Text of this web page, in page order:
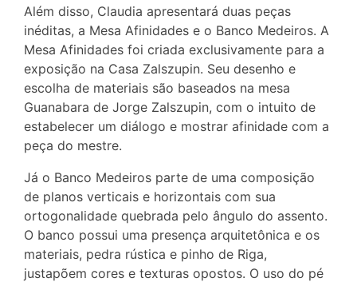
Além disso, Claudia apresentará duas peças
inéditas, a Mesa Afinidades e o Banco Medeiros. A
Mesa Afinidades foi criada exclusivamente para a
exposição na Casa Zalszupin. Seu desenho e
escolha de materiais são baseados na mesa
Guanabara de Jorge Zalszupin, com o intuito de
estabelecer um diálogo e mostrar afinidade com a
peça do mestre.
Já o Banco Medeiros parte de uma composição
de planos verticais e horizontais com sua
ortogonalidade quebrada pelo ângulo do assento.
O banco possui uma presença arquitetônica e os
materiais, pedra rústica e pinho de Riga,
justapõem cores e texturas opostos. O uso do pé